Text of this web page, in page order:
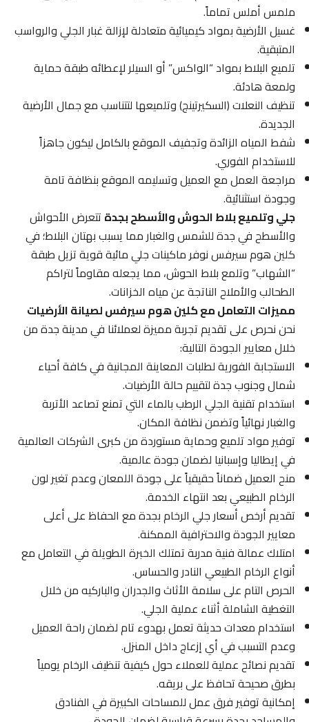
ملمس أملس تماماً.
غسيل الأرضية بمواد كيميائية متعادلة لإزالة غبار الجلي والرواسب
المتبقية.
تلميع البلاط بمواد “الواكس” أو السيلر لإعطائه طبقة حماية
ولمعة هادئة.
تنظيف النعلات (السكيرتينج) وتلميعها لتتناسب مع جمال الأرضية
الجديدة.
شفط المياه الزائدة وتجفيف الموقع بالكامل ليكون جاهزاً
للاستخدام الفوري.
مراجعة العمل مع العميل وتسليمه الموقع بنظافة تامة
وجودة استثنائية.
جلي وتلميع بلاط الحوش والأسطح بجدةتتعرض الأحواش
والأسطح في جدة للشمس والغبار مما يسبب بهتان البلاط؛ في
كلين هوم سيرفس نوفر ماكينات جلي مائية قوية تزيل طبقة
“الشهاب” وتلمع بلاط الحوش، مما يجعله مقاوماً لتراكم
الطحالب والأملاح الناتجة عن مياه الخزانات.
مميزات التعامل مع كلين هوم سيرفس لصيانة الأرضيات
نحن نحرص على تقديم تجربة مميزة لعملائنا في مدينة جدة من
خلال معايير الجودة التالية:
الاستجابة الفورية لطلبات المعاينة المجانية في كافة أحياء
شمال وجنوب جدة لتقييم حالة الأرضيات.
استخدام تقنية الجلي الرطب بالماء التي تمنع تصاعد الأتربة
والغبار نهائياً وتضمن نظافة المكان.
توفير مواد تلميع وحماية مستوردة من كبرى الشركات العالمية
في إيطاليا وإسبانيا لضمان جودة عالمية.
منح العميل ضماناً حقيقياً على جودة اللمعان وعدم تغير لون
الرخام الطبيعي بعد انتهاء الخدمة.
تقديم أرخص أسعار جلي الرخام بجدة مع الحفاظ على أعلى
معايير الجودة والاحترافية الممكنة.
امتلاك عمالة فنية مدربة تمتلك الخبرة الطويلة في التعامل مع
أنواع الرخام الطبيعي النادر والحساس.
الحرص التام على سلامة الأثاث والجدران والباركيه من خلال
التغطية الشاملة أثناء عملية الجلي.
استخدام معدات حديثة تعمل بهدوء تام لضمان راحة العميل
وعدم التسبب في أي إزعاج داخل المنزل.
تقديم نصائح عملية للعملاء حول كيفية تنظيف الرخام يومياً
بطرق صحيحة تحافظ على بريقه.
إمكانية توفير فرق عمل للمساحات الكبيرة في الفنادق